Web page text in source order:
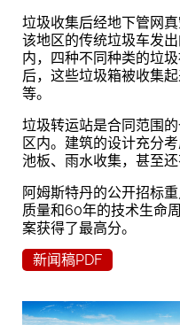
垃圾收集后经地下管网
该地区的传统垃圾车发
内，四种不同种类的垃
后，这些垃圾箱被收集
等。
垃圾转运站是合同范围
区内。建筑的设计充分
池板、雨水收集，甚至还
阿姆斯特丹的公开招标
质量和60年的技术生命
案获得了最高分。
新闻稿PDF